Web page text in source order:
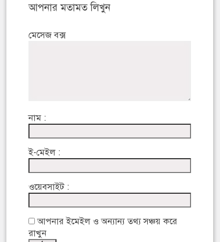
আপনার মতামত লিখুন
মেসেজ বক্স
নাম :
ই-মেইল :
ওয়েবসাইট :
আপনার ইমেইল ও অন্যান্য তথ্য সঞ্চয় করে
রাখুন